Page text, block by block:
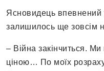
Ясновидець впевнений
залишилось ще зовсім
– Війна закінчиться.
ціною… По моїх